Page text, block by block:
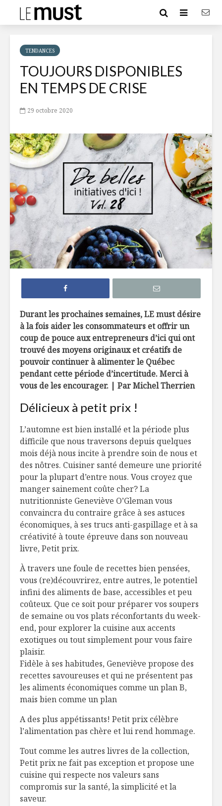
TENDANCES
TOUJOURS DISPONIBLES
EN TEMPS DE CRISE
29 octobre 2020
Durant les prochaines semaines, LE must désire
à la fois aider les consommateurs et offrir un
coup de pouce aux entrepreneurs d’ici qui ont
trouvé des moyens originaux et créatifs de
pouvoir continuer à alimenter le Québec
pendant cette période d’incertitude. Merci à
vous de les encourager. | Par Michel Therrien
Délicieux à petit prix !
L’automne est bien installé et la période plus
difficile que nous traversons depuis quelques
mois déjà nous incite à prendre soin de nous et
des nôtres. Cuisiner santé demeure une priorité
pour la plupart d’entre nous. Vous croyez que
manger sainement coûte cher? La
nutritionniste Geneviève O’Gleman vous
convaincra du contraire grâce à ses astuces
économiques, à ses trucs anti-gaspillage et à sa
créativité à toute épreuve dans son nouveau
livre, Petit prix.
À travers une foule de recettes bien pensées,
vous (re)découvrirez, entre autres, le potentiel
infini des aliments de base, accessibles et peu
coûteux. Que ce soit pour préparer vos soupers
de semaine ou vos plats réconfortants du week-
end, pour explorer la cuisine aux accents
exotiques ou tout simplement pour vous faire
plaisir.
Fidèle à ses habitudes, Geneviève propose des
recettes savoureuses et qui ne présentent pas
les aliments économiques comme un plan B,
mais bien comme un plan
A des plus appétissants! Petit prix célèbre
l’alimentation pas chère et lui rend hommage.
Tout comme les autres livres de la collection,
Petit prix ne fait pas exception et propose une
cuisine qui respecte nos valeurs sans
compromis sur la santé, la simplicité et la
saveur.
7 façons de
remplacer le pain
dans nos
hamburgers
TOP 10 des
meilleures
microbrasseries au
Québec à
découvrir !
Osez les flambés !
6
dans
assiette
menthe,
pour les
d’ici
Pour sortir le
bûcheron en vous
Barre granola au
matcha
Comment faire de
la tire d’érable
maison
Pain plat
oignons
et